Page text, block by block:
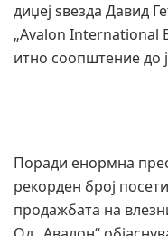
диџеј ѕвезда Давид
„Avalon International
итно соопштение до
Поради енормна
рекорден број
продажбата на